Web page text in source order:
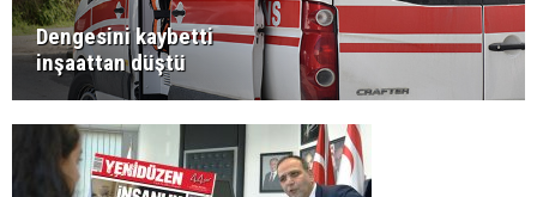
Dengesini kaybetti
inşaattan düştü